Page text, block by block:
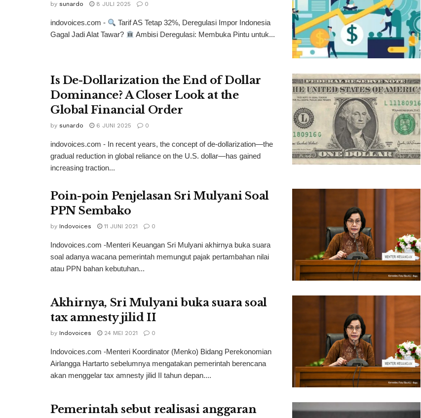
by sunardo 8 JULI 2025 0
indovoices.com -
Tarif AS Tetap 32%, Deregulasi Impor Indonesia
Gagal Jadi Alat Tawar?
Ambisi Deregulasi: Membuka Pintu untuk...
Is De-Dollarization the End of Dollar
Dominance? A Closer Look at the
Global Financial Order
by sunardo 6 JUNI 2025 0
indovoices.com - In recent years, the concept of de-dollarization—the
gradual reduction in global reliance on the U.S. dollar—has gained
increasing traction...
Poin-poin Penjelasan Sri Mulyani Soal
PPN Sembako
by Indovoices 11 JUNI 2021 0
Indovoices.com -Menteri Keuangan Sri Mulyani akhirnya buka suara
soal adanya wacana pemerintah memungut pajak pertambahan nilai
atau PPN bahan kebutuhan...
Akhirnya, Sri Mulyani buka suara soal
tax amnesty jilid II
by Indovoices 24 MEI 2021 0
Indovoices.com -Menteri Koordinator (Menko) Bidang Perekonomian
Airlangga Hartarto sebelumnya mengatakan pemerintah berencana
akan menggelar tax amnesty jilid II tahun depan....
Pemerintah sebut realisasi anggaran